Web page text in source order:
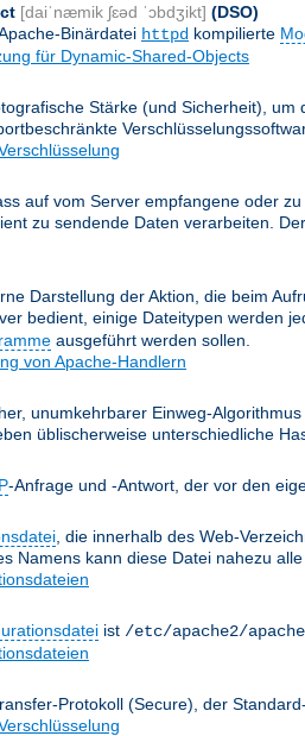
[daiˈnæmik ʃɛəd ˈɔbdʒikt] (DSO)
Binärdatei httpd kompilierte
für Dynamic-Shared-Objects
Stärke (und Sicherheit),
auf vom Server empfangene oder
zu sendende Daten verarbeiten.
Darstellung der Aktion, die beim
bedient, einige Dateitypen werden
ausgeführt werden sollen.
von Apache-Handlern
unumkehrbarer Einweg-
üblischerweise unterschiedliche
-Anfrage und -Antwort, der vor den
, die innerhalb des Web-
Namens kann diese Datei nahezu
ist /etc/apache2/
Protokoll (Secure), der